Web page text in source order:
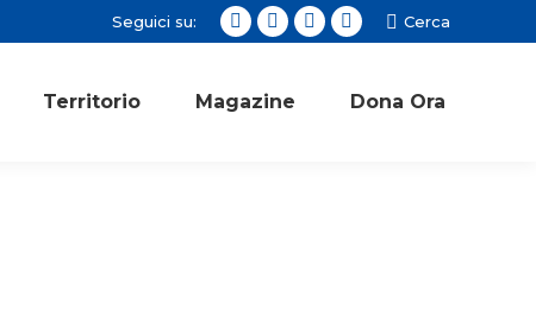
Seguici su:
Facebook
opens
Twitter
opens
Instagram
opens
YouTube
opens
Cerca:
Cerca
Territorio Magazine Dona Ora